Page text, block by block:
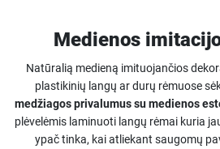
Medienos
Natūralią medieną imituojančios
plastikinių langų ar durų rėmuose
medžiagos privalumus su medienos
plėvelėmis laminuoti langų rėmai kuria
ypač tinka, kai atliekant saugomų